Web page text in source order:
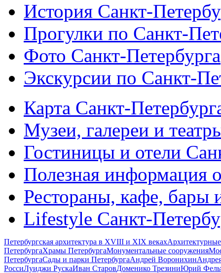
История Санкт-
Прогулки по Санкт-
Фото Санкт-Петербурга
Экскурсии по Санкт-
Карта Санкт-
Музеи, галереи и
Гостиницы и отели
Полезная информация
Рестораны, кафе, бары
Lifestyle Санкт-
Петербургская архитектура в XVIII и XIX веках
ПетербургаХрамы ПетербургаМонументальные сооружения
ПетербургаСады и парки ПетербургаАндрей Воронихин
РоссиЛуиджи РускаИван СтаровДоменико ТрезиниЮрий